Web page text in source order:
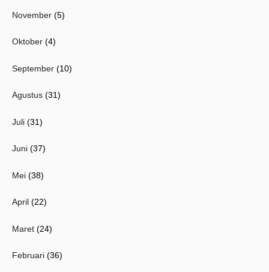
November (5)
Oktober (4)
September (10)
Agustus (31)
Juli (31)
Juni (37)
Mei (38)
April (22)
Maret (24)
Februari (36)